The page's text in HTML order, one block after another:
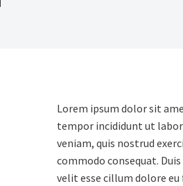
Lorem ipsum dolor sit
tempor incididunt ut
veniam, quis nostrud
commodo consequat.
velit esse cillum dolore